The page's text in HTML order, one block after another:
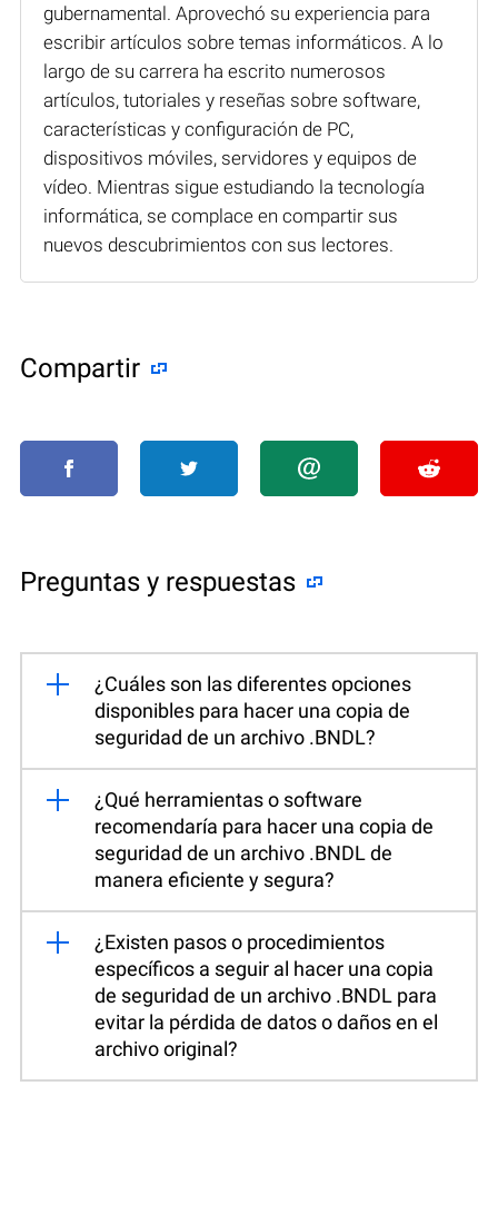
gubernamental. Aprovechó su experiencia para
escribir artículos sobre temas informáticos. A lo
largo de su carrera ha escrito numerosos
artículos, tutoriales y reseñas sobre software,
características y configuración de PC,
dispositivos móviles, servidores y equipos de
vídeo. Mientras sigue estudiando la tecnología
informática, se complace en compartir sus
nuevos descubrimientos con sus lectores.
Compartir
Preguntas y respuestas
¿Cuáles son las diferentes opciones
disponibles para hacer una copia de
seguridad de un archivo .BNDL?
¿Qué herramientas o software
recomendaría para hacer una copia de
seguridad de un archivo .BNDL de
manera eficiente y segura?
¿Existen pasos o procedimientos
específicos a seguir al hacer una copia
de seguridad de un archivo .BNDL para
evitar la pérdida de datos o daños en el
archivo original?